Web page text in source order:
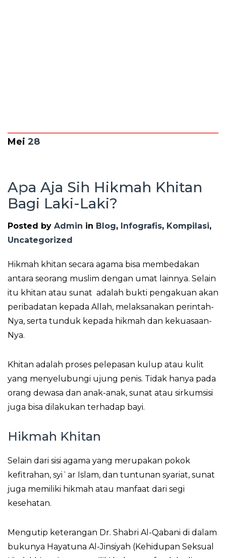
Mei 28
Apa Aja Sih Hikmah Khitan
Bagi Laki-Laki?
Posted by Admin in Blog, Infografis, Kompilasi,
Uncategorized
Hikmah khitan secara agama bisa membedakan
antara seorang muslim dengan umat lainnya. Selain
itu khitan atau sunat adalah bukti pengakuan akan
peribadatan kepada Allah, melaksanakan perintah-
Nya, serta tunduk kepada hikmah dan kekuasaan-
Nya.
Khitan adalah proses pelepasan kulup atau kulit
yang menyelubungi ujung penis. Tidak hanya pada
orang dewasa dan anak-anak, sunat atau sirkumsisi
juga bisa dilakukan terhadap bayi.
Hikmah Khitan
Selain dari sisi agama yang merupakan pokok
kefitrahan, syi`ar Islam, dan tuntunan syariat, sunat
juga memiliki hikmah atau manfaat dari segi
kesehatan.
Mengutip keterangan Dr. Shabri Al-Qabani di dalam
bukunya Hayatuna Al-Jinsiyah (Kehidupan Seksual